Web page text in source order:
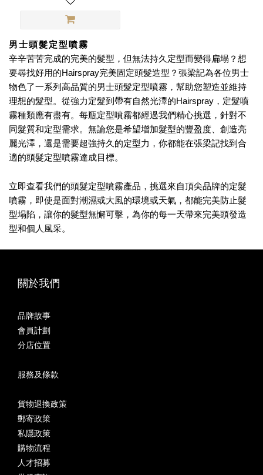
男士頭髮定型噴霧
辛辛苦苦完成的完美的髮型，但無法持久定型而變得扁塌？想
要尋找好用的Hairspray完美固定頭髮造型？張梁記為各位男士
物色了一系列高品質的男士頭髮定型噴霧，幫助您塑造並維持
理想的髮型。從強力定髮到帶有自然光澤的Hairspray ，定髮噴
霧種類應有盡有。每瓶定型噴霧都經過我們精心挑選，針對不
同髮質和定型需求。無論您是希望增加髮型的豐盈度、創造亮
麗光澤，還是需要超強持久的定型力，你都能在張梁記找到合
適的頭髮定型噴霧達成目標。
立即查看我們的頭髮定型噴霧產品，挑選來自頂尖品牌的定髮
噴霧，即使是面對潮濕或大風的環境或天氣，都能完美防止髮
型塌陷，讓你的髮型無懈可擊，為你的每一天帶來完美頭發造
型和個人風采。
關於我們
品牌故事
會員計劃
分店位置
服務及條款
貨物退換政策
郵寄政策
私隱政策
購物流程
人才招募